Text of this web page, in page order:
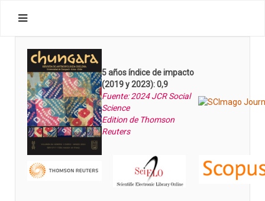
5 años índice de impacto
(2019 y 2023): 0,9
Fuente: 2024 JCR Social
Science
Edition de Thomson
Reuters